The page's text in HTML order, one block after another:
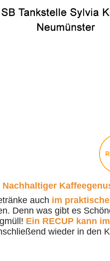
Nachhaltiger
auch im
Denn was gibt es
Ein RECUP kann
wieder in den